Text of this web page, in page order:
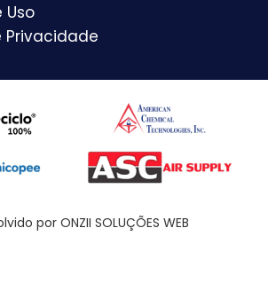
Uso
Privacidade
por ONZII SOLUÇÕES WEB